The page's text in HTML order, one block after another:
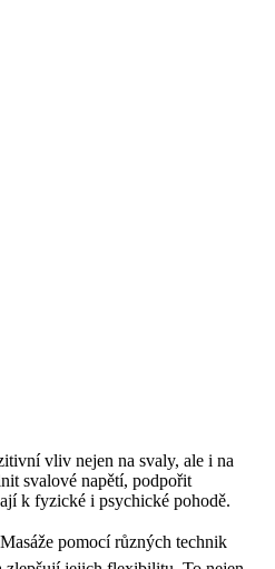
vliv nejen na svaly, ale i na
svalové napětí, podpořit
k fyzické i psychické pohodě.
pomocí různých technik